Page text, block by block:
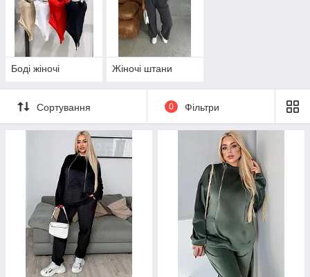
Боді жіночі Жіночі штани
Сортування 0 Фільтри